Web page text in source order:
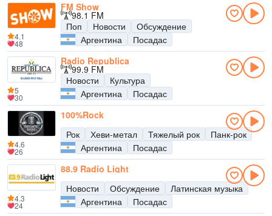
FM Show
98.1 FM
Поп
Новости
Обсуждение
Аргентина
Посадас
4.1
48
Radio Republica
99.9 FM
Новости
Культура
Аргентина
Посадас
5
30
100%Rock
Рок
Хеви-метал Тяжелый рок
Панк-рок
Аргентина
Посадас
4.6
26
88.9 Radio Light
Новости
Обсуждение
Латинская музыка
Аргентина
Посадас
4.3
24